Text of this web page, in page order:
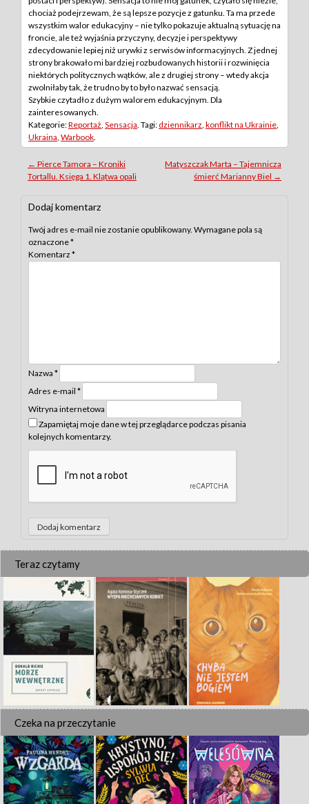
chociaż podejrzewam, że są lepsze pozycje z gatunku. Ta ma przede
wszystkim walor edukacyjny – nie tylko pokazuje aktualną sytuację na
froncie, ale też wyjaśnia przyczyny, decyzje i perspektywy
zdecydowanie lepiej niż urywki z serwisów informacyjnych. Z jednej
strony brakowało mi bardziej rozbudowanych historii i rozwinięcia
niektórych politycznych wątków, ale z drugiej strony – wtedy akcja
zwolniłaby tak, że trudno by to było nazwać sensacją.
Szybkie czytadło z dużym walorem edukacyjnym. Dla
zainteresowanych.
Kategorie:Reportaż Sensacja . Tagi: dziennikarz konflikt na Ukrainie
Ukraina Warbook
Post
navigation
← Pierce Tamora – Kroniki
Tortallu. Księga 1. Klątwa opali
Matyszczak Marta – Tajemnicza
śmierć Marianny Biel →
Dodaj komentarz
Twój adres e-mail nie zostanie opublikowany. Wymagane pola są
oznaczone*
Komentarz *
Nazwa *
Adres e-mail *
Witryna internetowa
Zapamiętaj moje dane w tej przeglądarce podczas pisania
kolejnych komentarzy.
Teraz czytamy
Czeka na przeczytanie